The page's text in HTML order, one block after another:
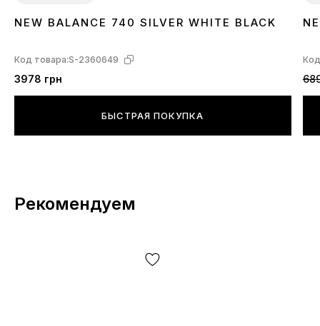
4142 43444546
NEW BALANCE 740 SILVER WHITE BLACK
Код товара:S-2360649
3978 грн
БЫСТРАЯ ПОКУПКА
Рекомендуем